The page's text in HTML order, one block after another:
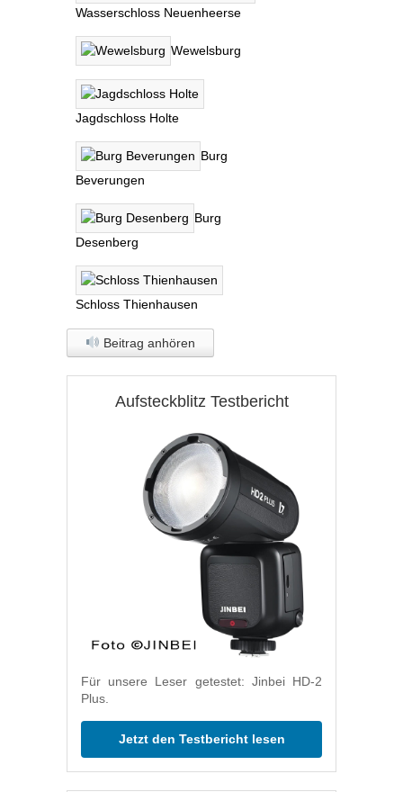
Wasserschloss Neuenheerse
Wewelsburg
Jagdschloss Holte
Burg
Beverungen
Burg
Desenberg
Schloss Thienhausen
Beitrag anhören
Aufsteckblitz Testbericht
Für unsere Leser getestet: Jinbei HD-2
Plus.
Jetzt den Testbericht lesen